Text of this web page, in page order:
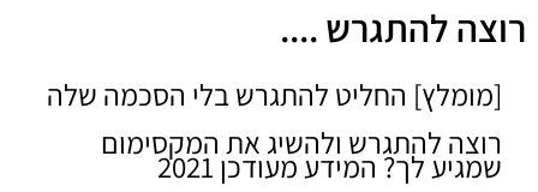
רוצה להתגרש ....
[מומלץ] החליט להתגרש בלי הסכמה שלה
רוצה להתגרש ולהשיג את המקסימום
שמגיע לך? המידע מעודכן 2021